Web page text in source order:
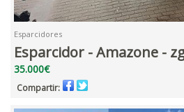
Esparcidores
Esparcidor - Amazone -
35.000€
Compartir: